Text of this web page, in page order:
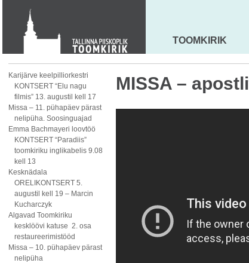
KONTAKT
Toom-Kooli 6, 10130 TALLINN
tallinna.toom@eelk.ee
MAARJA KIRIK
TOOMKIRIK
Karijärve keelpilliorkestri
KONTSERT “Elu nagu
filmis” 13. augustil kell 17
Missa – 11. pühapäev pärast
nelipüha. Soosinguajad
Emma Bachmayeri loovtöö
KONTSERT “Paradiis”
toomkiriku inglikabelis 9.08
kell 13
Kesknädala
ORELIKONTSERT 5.
augustil kell 19 – Marcin
Kucharczyk
Algavad Toomkiriku
kesklöövi katuse 2. osa
restaureerimistööd
Missa – 10. pühapäev pärast
nelipüha
MISSA –